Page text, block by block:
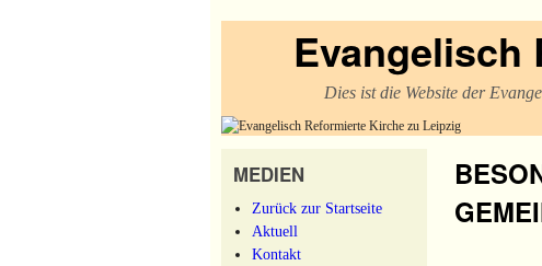
Evangelisch
Dies ist die Website der
MEDIEN
Zurück zur Startseite
Aktuell
Kontakt